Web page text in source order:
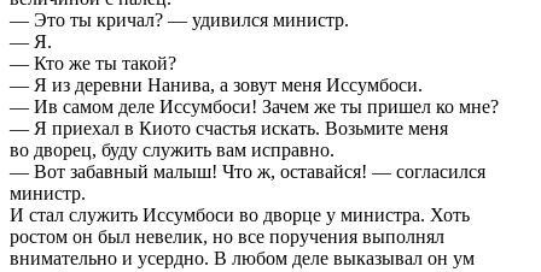
— Это ты кричал? — удивился министр.
— Я.
— Кто же ты такой?
— Я из деревни Нанива, а зовут меня Иссумбоси.
— Ив самом деле Иссумбоси! Зачем же ты пришел ко мне?
— Я приехал в Киото счастья искать. Возьмите меня
во дворец, буду служить вам исправно.
— Вот забавный малыш! Что ж, оставайся! — согласился
министр.
И стал служить Иссумбоси во дворце у министра. Хоть
ростом он был невелик, но все поручения выполнял
внимательно и усердно. В любом деле выказывал он ум